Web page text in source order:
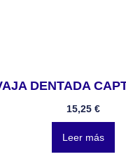
DENTADA
15,25 €
Leer más